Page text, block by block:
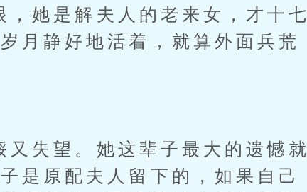
她是解夫人的老来女，才十七
月静好地活着，就算外面兵荒
失望。她这辈子最大的遗憾就
是原配夫人留下的，如果自己